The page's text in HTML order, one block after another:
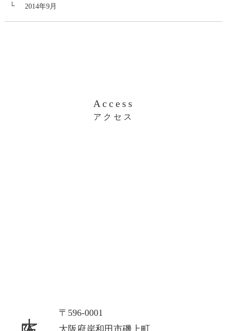
2014年9月
Access
アクセス
大阪本社
〒596-0001
大阪府岸和田市磯上町